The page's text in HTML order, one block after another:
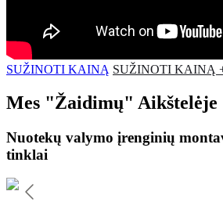
SUŽINOTI KAINĄ SUŽINOTI KAINĄ
Mes "Žaidimų" Aikštelėje
Nuotekų valymo įrenginių
tinklai